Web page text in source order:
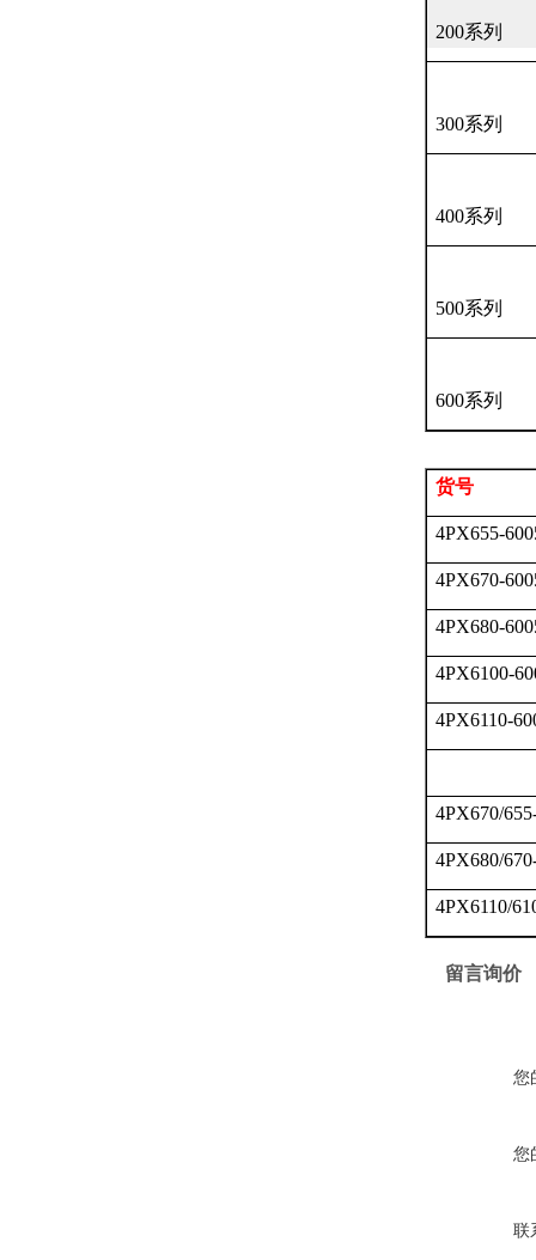
200系列
300系列
400系列
500系列
600系列
货号
4PX655-
4PX670-
4PX680-
4PX6100-
4PX6110-
4PX670/
4PX680/
4PX6110/
留言询价
您
您
联